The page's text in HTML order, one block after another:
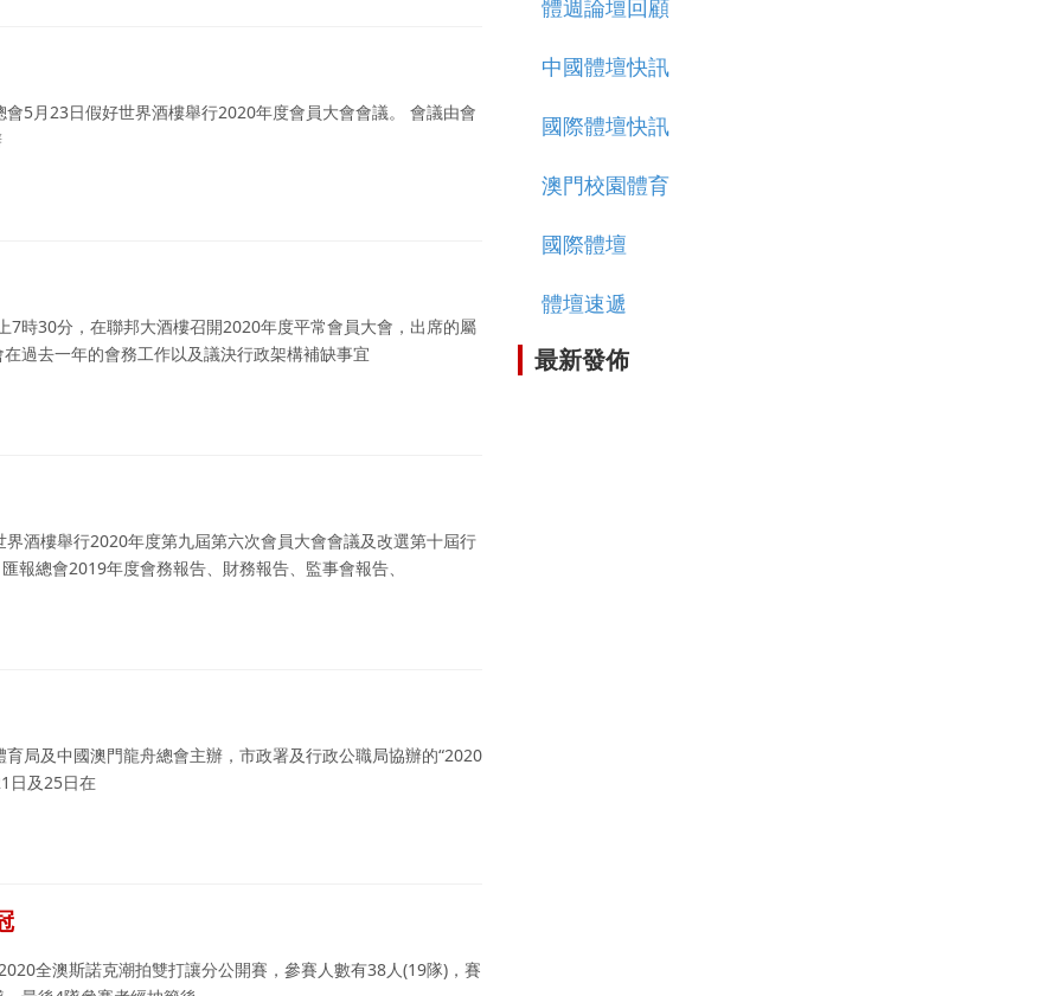
5月23日假好世界酒樓舉行2020年度會員大會會議。 會議由會
7時30分，在聯邦大酒樓召開2020年度平常會員大會，出席的屬
過去一年的會務工作以及議決行政架構補缺事宜
酒樓舉行2020年度第九屆第六次會員大會會議及改選第十屆行
報總會2019年度會務報告、財務報告、監事會報告、
局及中國澳門龍舟總會主辦，市政署及行政公職局協辦的“2020
日及25日在
全澳斯諾克潮拍雙打讓分公開賽，參賽人數有38人(19隊)，賽
體週論壇回顧
中國體壇快訊
國際體壇快訊
澳門校園體育
國際體壇
體壇速遞
最新發佈